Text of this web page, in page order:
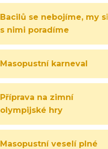
Bacilů se nebojíme, my si
s nimi poradíme
Masopustní karneval
Příprava na zimní
olympijské hry
Masopustní veselí plné